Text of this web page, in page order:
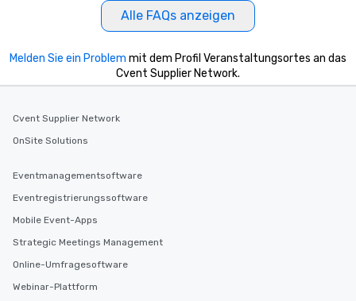
Alle FAQs anzeigen
Melden Sie ein Problem mit dem Profil Veranstaltungsortes an das
Cvent Supplier Network.
Cvent Supplier Network
OnSite Solutions
Eventmanagementsoftware
Eventregistrierungssoftware
Mobile Event-Apps
Strategic Meetings Management
Online-Umfragesoftware
Webinar-Plattform